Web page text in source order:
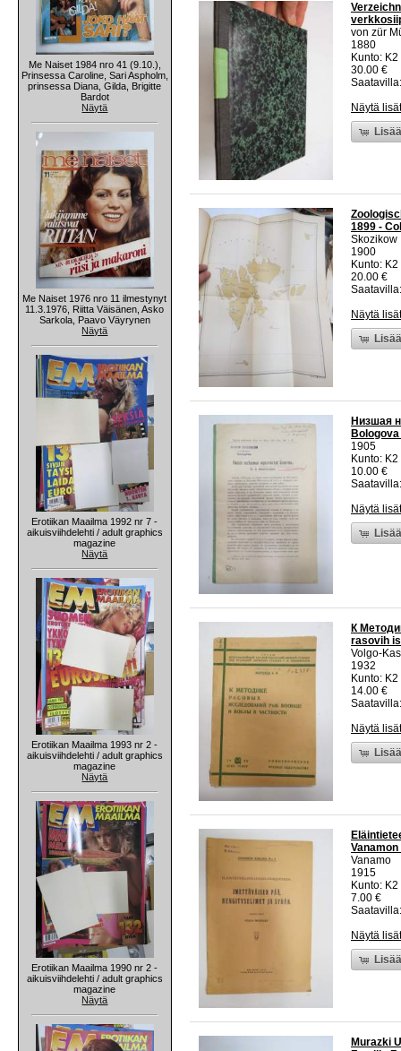
Me Naiset 1984 nro 41 (9.10.),
Prinsessa Caroline, Sari Aspholm,
prinsessa Diana, Gilda, Brigitte
Bardot
Näytä
Me Naiset 1976 nro 11 ilmestynyt
11.3.1976, Riitta Väisänen, Asko
Sarkola, Paavo Väyrynen
Näytä
Erotiikan Maailma 1992 nr 7 -
aikuisviihdelehti / adult graphics
magazine
Näytä
Erotiikan Maailma 1993 nr 2 -
aikuisviihdelehti / adult graphics
magazine
Näytä
Erotiikan Maailma 1990 nr 2 -
aikuisviihdelehti / adult graphics
magazine
Näytä
von zür
1880
Kunto:
30.00 €
Näytä
1899 -
Skozikow
1900
Kunto:
20.00 €
Näytä
Низшая
1905
Kunto:
10.00 €
Näytä
К
rasovih
Volgo-
1932
Kunto:
14.00 €
Näytä
Vanamo
1915
Kunto:
7.00 €
Näytä
Murazki